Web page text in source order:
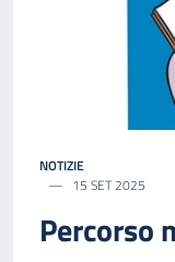
NOTIZIE
15 SET 2025
Percorso